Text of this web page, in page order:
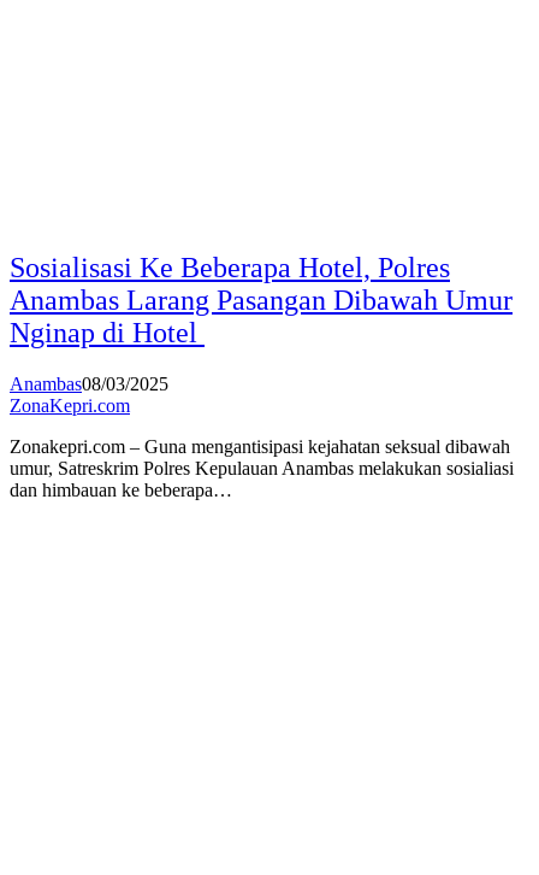
Sosialisasi Ke Beberapa Hotel, Polres
Anambas Larang Pasangan Dibawah Umur
Nginap di Hotel
Anambas08/03/2025
ZonaKepri.com
Zonakepri.com – Guna mengantisipasi kejahatan seksual dibawah
umur, Satreskrim Polres Kepulauan Anambas melakukan sosialiasi
dan himbauan ke beberapa…